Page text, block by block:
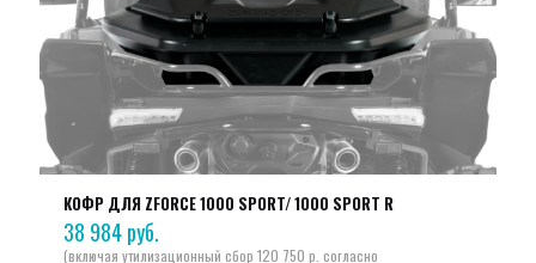
КОФР ДЛЯ ZFORCE 1000 SPORT/ 1000 SPORT R
38 984руб.